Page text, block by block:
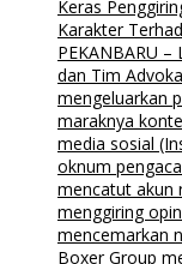
Keras
Karakter
PEKANBARU
dan Tim
mengeluarkan
maraknya
media sosial
oknum
mencatut akun
menggiring
mencemarkan
Boxer Group